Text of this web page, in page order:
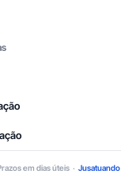
em dias úteis · Jusatuando